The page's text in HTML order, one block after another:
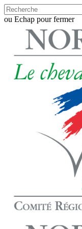
Skip
to
ou Echap pour fermer